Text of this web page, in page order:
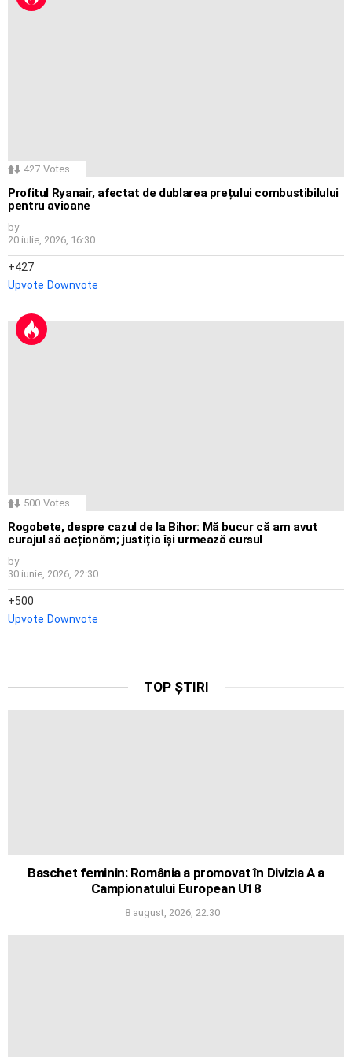
427 Votes
Profitul Ryanair, afectat de dublarea prețului combustibilului
pentru avioane
by
20 iulie, 2026, 16:30
427
Upvote Downvote
500 Votes
Rogobete, despre cazul de la Bihor: Mă bucur că am avut
curajul să acționăm; justiția își urmează cursul
by
30 iunie, 2026, 22:30
500
Upvote Downvote
TOP ȘTIRI
Baschet feminin: România a promovat în Divizia A a
Campionatului European U18
8 august, 2026, 22:30